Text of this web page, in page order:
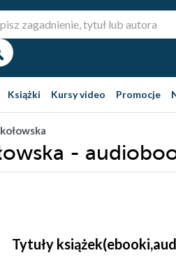
Książki Kursy video Promocje
-
Tytuły